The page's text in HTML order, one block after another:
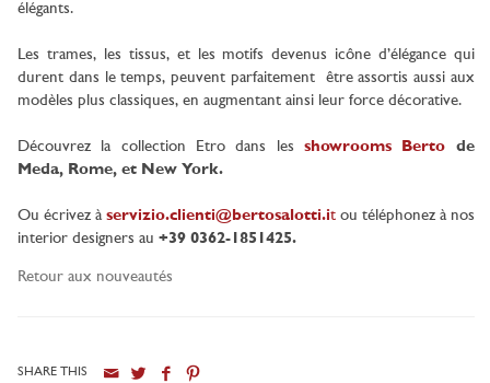
élégants.
Les trames, les tissus, et les motifs devenus icône d’élégance qui
durent dans le temps, peuvent parfaitement être assortis aussi aux
modèles plus classiques, en augmentant ainsi leur force décorative.
Découvrez la collection Etro dans les showrooms Berto de
Meda, Rome, et New York.
Ou écrivez à servizio.clienti@bertosalotti.it ou téléphonez à nos
interior designers au +39 0362-1851425.
Retour aux nouveautés
SHARE THIS